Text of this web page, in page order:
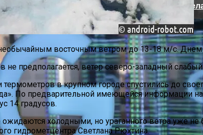
Обеспечение С Открытым Исходным Кодом
восточным ветром до 13-18 м/с. Днем
не предполагается, ветер северо-западный слабый.
в крупном городе спустились до
По предварительной имеющейся информации
14 градусов.
холодными, но ураганного ветра уже не
гидрометцентра Светлана Рюхтина.